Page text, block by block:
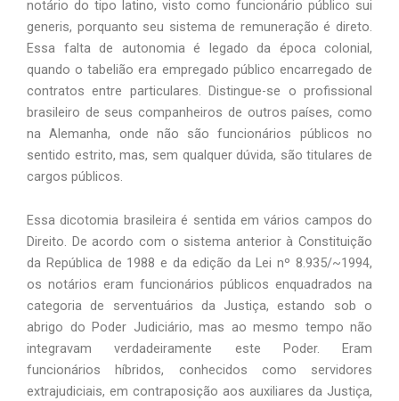
notário do tipo latino, visto como funcionário público sui
generis, porquanto seu sistema de remuneração é direto.
Essa falta de autonomia é legado da época colonial,
quando o tabelião era empregado público encarregado de
contratos entre particulares. Distingue-se o profissional
brasileiro de seus companheiros de outros países, como
na Alemanha, onde não são funcionários públicos no
sentido estrito, mas, sem qualquer dúvida, são titulares de
cargos públicos.
Essa dicotomia brasileira é sentida em vários campos do
Direito. De acordo com o sistema anterior à Constituição
da República de 1988 e da edição da Lei nº 8.935/~1994,
os notários eram funcionários públicos enquadrados na
categoria de serventuários da Justiça, estando sob o
abrigo do Poder Judiciário, mas ao mesmo tempo não
integravam verdadeiramente este Poder. Eram
funcionários híbridos, conhecidos como servidores
extrajudiciais, em contraposição aos auxiliares da Justiça,